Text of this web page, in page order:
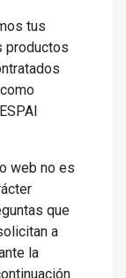
tus
productos
web no es
que
a
la